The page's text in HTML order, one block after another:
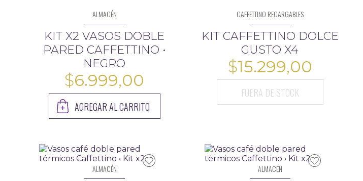
ALMACÉN
KIT X2 VASOS DOBLE
PARED CAFFETTINO •
NEGRO
$6.999,00
AGREGAR AL CARRITO
CAFFETTINO RECARGABLES
KIT CAFFETTINO DOLCE
GUSTO X4
$15.299,00
FUERA DE STOCK
ALMACÉN ALMACÉN